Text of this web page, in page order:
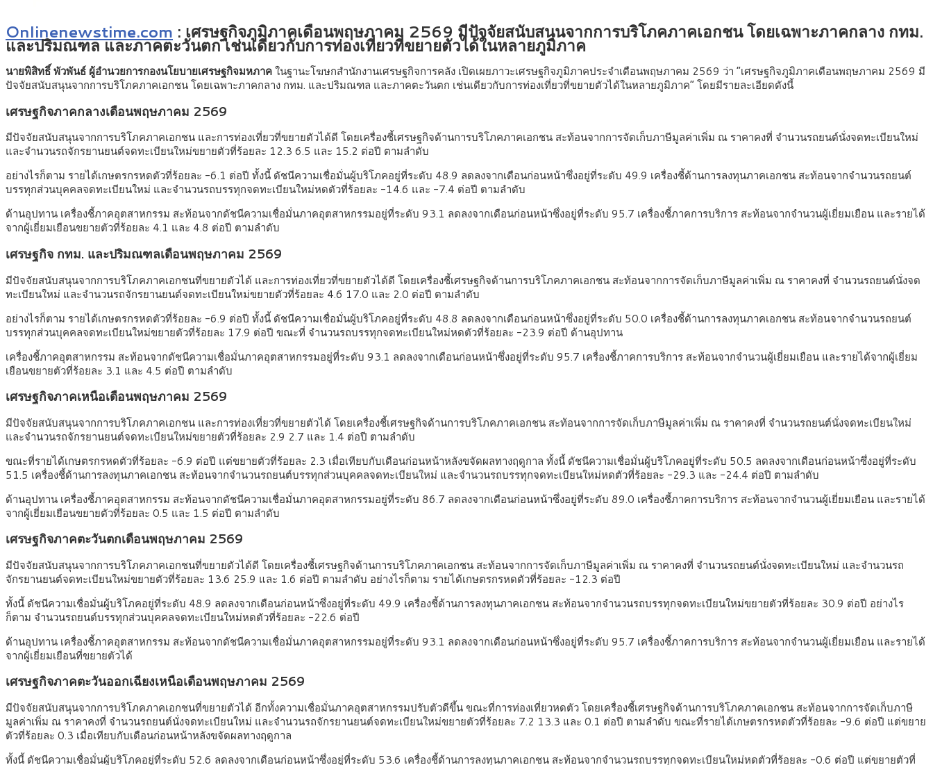
Onlinenewstime.com : เศรษฐกิจภูมิภาคเดือนพฤษภาคม 2569 มีปัจจัยสนับสนุนจากการบริโภคภาคเอกชน โดยเฉพาะภาคกลาง กทม.
และปริมณฑล และภาคตะวันตก เช่นเดียวกับการท่องเที่ยวที่ขยายตัวได้ในหลายภูมิภาค
นายพิสิทธิ์ พัวพันธ์ ผู้อำนวยการกองนโยบายเศรษฐกิจมหภาคในฐานะโฆษกสำนักงานเศรษฐกิจการคลัง เปิดเผยภาวะเศรษฐกิจภูมิภาคประจำเดือนพฤษภาคม 2569 ว่า “เศรษฐกิจภูมิภาคเดือนพฤษภาคม 2569 มี
ปัจจัยสนับสนุนจากการบริโภคภาคเอกชน โดยเฉพาะภาคกลาง กทม. และปริมณฑล และภาคตะวันตก เช่นเดียวกับการท่องเที่ยวที่ขยายตัวได้ในหลายภูมิภาค” โดยมีรายละเอียดดังนี้
เศรษฐกิจภาคกลางเดือนพฤษภาคม 2569
มีปัจจัยสนับสนุนจากการบริโภคภาคเอกชน และการท่องเที่ยวที่ขยายตัวได้ดี โดยเครื่องชี้เศรษฐกิจด้านการบริโภคภาคเอกชน สะท้อนจากการจัดเก็บภาษีมูลค่าเพิ่ม ณ ราคาคงที่ จำนวนรถยนต์นั่งจดทะเบียนใหม่
และจำนวนรถจักรยานยนต์จดทะเบียนใหม่ขยายตัวที่ร้อยละ 12.3 6.5 และ 15.2 ต่อปี ตามลำดับ
อย่างไรก็ตาม รายได้เกษตรกรหดตัวที่ร้อยละ -6.1 ต่อปี ทั้งนี้ ดัชนีความเชื่อมั่นผู้บริโภคอยู่ที่ระดับ 48.9 ลดลงจากเดือนก่อนหน้าซึ่งอยู่ที่ระดับ 49.9 เครื่องชี้ด้านการลงทุนภาคเอกชน สะท้อนจากจำนวนรถยนต์
บรรทุกส่วนบุคคลจดทะเบียนใหม่ และจำนวนรถบรรทุกจดทะเบียนใหม่หดตัวที่ร้อยละ -14.6 และ -7.4 ต่อปี ตามลำดับ
ด้านอุปทาน เครื่องชี้ภาคอุตสาหกรรม สะท้อนจากดัชนีความเชื่อมั่นภาคอุตสาหกรรมอยู่ที่ระดับ 93.1 ลดลงจากเดือนก่อนหน้าซึ่งอยู่ที่ระดับ 95.7 เครื่องชี้ภาคการบริการ สะท้อนจากจำนวนผู้เยี่ยมเยือน และรายได้
จากผู้เยี่ยมเยือนขยายตัวที่ร้อยละ 4.1 และ 4.8 ต่อปี ตามลำดับ
เศรษฐกิจ กทม. และปริมณฑลเดือนพฤษภาคม 2569
มีปัจจัยสนับสนุนจากการบริโภคภาคเอกชนที่ขยายตัวได้ และการท่องเที่ยวที่ขยายตัวได้ดี โดยเครื่องชี้เศรษฐกิจด้านการบริโภคภาคเอกชน สะท้อนจากการจัดเก็บภาษีมูลค่าเพิ่ม ณ ราคาคงที่ จำนวนรถยนต์นั่งจด
ทะเบียนใหม่ และจำนวนรถจักรยานยนต์จดทะเบียนใหม่ขยายตัวที่ร้อยละ 4.6 17.0 และ 2.0 ต่อปี ตามลำดับ
อย่างไรก็ตาม รายได้เกษตรกรหดตัวที่ร้อยละ -6.9 ต่อปี ทั้งนี้ ดัชนีความเชื่อมั่นผู้บริโภคอยู่ที่ระดับ 48.8 ลดลงจากเดือนก่อนหน้าซึ่งอยู่ที่ระดับ 50.0 เครื่องชี้ด้านการลงทุนภาคเอกชน สะท้อนจากจำนวนรถยนต์
บรรทุกส่วนบุคคลจดทะเบียนใหม่ขยายตัวที่ร้อยละ 17.9 ต่อปี ขณะที่ จำนวนรถบรรทุกจดทะเบียนใหม่หดตัวที่ร้อยละ -23.9 ต่อปี ด้านอุปทาน
เครื่องชี้ภาคอุตสาหกรรม สะท้อนจากดัชนีความเชื่อมั่นภาคอุตสาหกรรมอยู่ที่ระดับ 93.1 ลดลงจากเดือนก่อนหน้าซึ่งอยู่ที่ระดับ 95.7 เครื่องชี้ภาคการบริการ สะท้อนจากจำนวนผู้เยี่ยมเยือน และรายได้จากผู้เยี่ยม
เยือนขยายตัวที่ร้อยละ 3.1 และ 4.5 ต่อปี ตามลำดับ
เศรษฐกิจภาคเหนือเดือนพฤษภาคม 2569
มีปัจจัยสนับสนุนจากการบริโภคภาคเอกชน และการท่องเที่ยวที่ขยายตัวได้ โดยเครื่องชี้เศรษฐกิจด้านการบริโภคภาคเอกชน สะท้อนจากการจัดเก็บภาษีมูลค่าเพิ่ม ณ ราคาคงที่ จำนวนรถยนต์นั่งจดทะเบียนใหม่
และจำนวนรถจักรยานยนต์จดทะเบียนใหม่ขยายตัวที่ร้อยละ 2.9 2.7 และ 1.4 ต่อปี ตามลำดับ
ขณะที่รายได้เกษตรกรหดตัวที่ร้อยละ -6.9 ต่อปี แต่ขยายตัวที่ร้อยละ 2.3 เมื่อเทียบกับเดือนก่อนหน้าหลังขจัดผลทางฤดูกาล ทั้งนี้ ดัชนีความเชื่อมั่นผู้บริโภคอยู่ที่ระดับ 50.5 ลดลงจากเดือนก่อนหน้าซึ่งอยู่ที่ระดับ
51.5 เครื่องชี้ด้านการลงทุนภาคเอกชน สะท้อนจากจำนวนรถยนต์บรรทุกส่วนบุคคลจดทะเบียนใหม่ และจำนวนรถบรรทุกจดทะเบียนใหม่หดตัวที่ร้อยละ -29.3 และ -24.4 ต่อปี ตามลำดับ
ด้านอุปทาน เครื่องชี้ภาคอุตสาหกรรม สะท้อนจากดัชนีความเชื่อมั่นภาคอุตสาหกรรมอยู่ที่ระดับ 86.7 ลดลงจากเดือนก่อนหน้าซึ่งอยู่ที่ระดับ 89.0 เครื่องชี้ภาคการบริการ สะท้อนจากจำนวนผู้เยี่ยมเยือน และรายได้
จากผู้เยี่ยมเยือนขยายตัวที่ร้อยละ 0.5 และ 1.5 ต่อปี ตามลำดับ
เศรษฐกิจภาคตะวันตกเดือนพฤษภาคม 2569
มีปัจจัยสนับสนุนจากการบริโภคภาคเอกชนที่ขยายตัวได้ดี โดยเครื่องชี้เศรษฐกิจด้านการบริโภคภาคเอกชน สะท้อนจากการจัดเก็บภาษีมูลค่าเพิ่ม ณ ราคาคงที่ จำนวนรถยนต์นั่งจดทะเบียนใหม่ และจำนวนรถ
จักรยานยนต์จดทะเบียนใหม่ขยายตัวที่ร้อยละ 13.6 25.9 และ 1.6 ต่อปี ตามลำดับ อย่างไรก็ตาม รายได้เกษตรกรหดตัวที่ร้อยละ -12.3 ต่อปี
ทั้งนี้ ดัชนีความเชื่อมั่นผู้บริโภคอยู่ที่ระดับ 48.9 ลดลงจากเดือนก่อนหน้าซึ่งอยู่ที่ระดับ 49.9 เครื่องชี้ด้านการลงทุนภาคเอกชน สะท้อนจากจำนวนรถบรรทุกจดทะเบียนใหม่ขยายตัวที่ร้อยละ 30.9 ต่อปี อย่างไร
ก็ตาม จำนวนรถยนต์บรรทุกส่วนบุคคลจดทะเบียนใหม่หดตัวที่ร้อยละ -22.6 ต่อปี
ด้านอุปทาน เครื่องชี้ภาคอุตสาหกรรม สะท้อนจากดัชนีความเชื่อมั่นภาคอุตสาหกรรมอยู่ที่ระดับ 93.1 ลดลงจากเดือนก่อนหน้าซึ่งอยู่ที่ระดับ 95.7 เครื่องชี้ภาคการบริการ สะท้อนจากจำนวนผู้เยี่ยมเยือน และรายได้
จากผู้เยี่ยมเยือนที่ขยายตัวได้
เศรษฐกิจภาคตะวันออกเฉียงเหนือเดือนพฤษภาคม 2569
มีปัจจัยสนับสนุนจากการบริโภคภาคเอกชนที่ขยายตัวได้ อีกทั้งความเชื่อมั่นภาคอุตสาหกรรมปรับตัวดีขึ้น ขณะที่การท่องเที่ยวหดตัว โดยเครื่องชี้เศรษฐกิจด้านการบริโภคภาคเอกชน สะท้อนจากการจัดเก็บภาษี
มูลค่าเพิ่ม ณ ราคาคงที่ จำนวนรถยนต์นั่งจดทะเบียนใหม่ และจำนวนรถจักรยานยนต์จดทะเบียนใหม่ขยายตัวที่ร้อยละ 7.2 13.3 และ 0.1 ต่อปี ตามลำดับ ขณะที่รายได้เกษตรกรหดตัวที่ร้อยละ -9.6 ต่อปี แต่ขยาย
ตัวที่ร้อยละ 0.3 เมื่อเทียบกับเดือนก่อนหน้าหลังขจัดผลทางฤดูกาล
ทั้งนี้ ดัชนีความเชื่อมั่นผู้บริโภคอยู่ที่ระดับ 52.6 ลดลงจากเดือนก่อนหน้าซึ่งอยู่ที่ระดับ 53.6 เครื่องชี้ด้านการลงทุนภาคเอกชน สะท้อนจากจำนวนรถบรรทุกจดทะเบียนใหม่หดตัวที่ร้อยละ -0.6 ต่อปี แต่ขยายตัวที่